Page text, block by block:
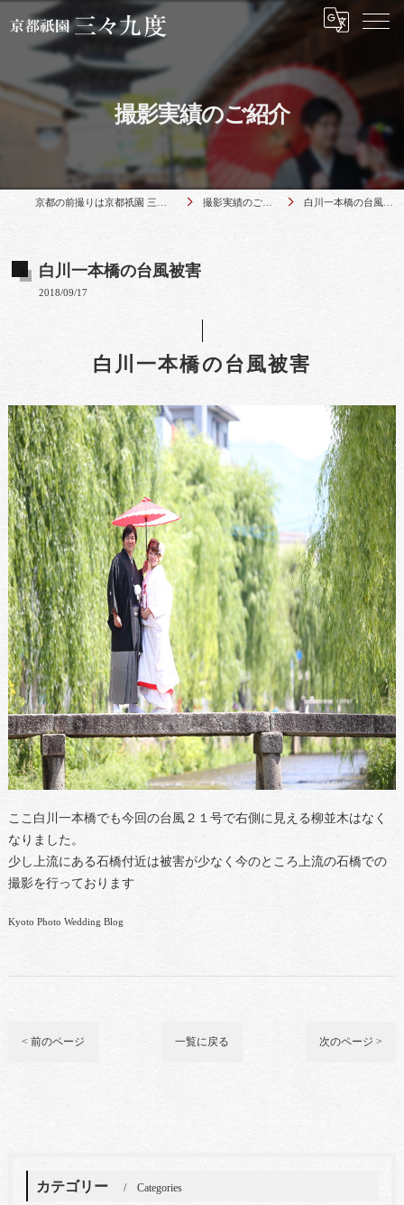
撮影実績のご紹介
撮影実績のご紹介 白川一本橋の台風被害
白川一本橋の台風被害
2018/09/17
白川一本橋の台風被害
ここ白川一本橋でも今回の台風２１号で右側に見える柳並木はなく
なりました。
少し上流にある石橋付近は被害が少なく今のところ上流の石橋での
撮影を行っております
Kyoto Photo Wedding Blog
< 前のページ 一覧に戻る 次のページ >
カテゴリー Categories